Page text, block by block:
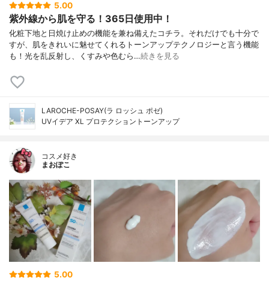
5.00
紫外線から肌を守る！365日使用中！
化粧下地と日焼け止めの機能を兼ね備えたコチラ。それだけでも十分で
すが、肌をきれいに魅せてくれるトーンアップテクノロジーと言う機能
も！光を乱反射し、くすみや色むら…続きを見る
LAROCHE-POSAY(ラ ロッシュ ポゼ)
UVイデア XL プロテクショントーンアップ
コスメ好き
まおぽこ
5.00